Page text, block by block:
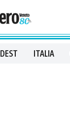
ITALIA